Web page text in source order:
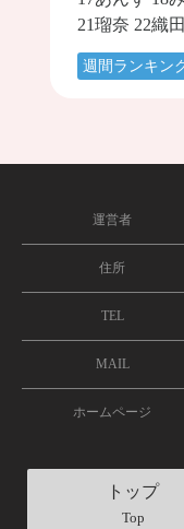
21瑠奈 22織
週間ランキン
運営者
住所
TEL
MAIL
ホームページ
トップ
Top